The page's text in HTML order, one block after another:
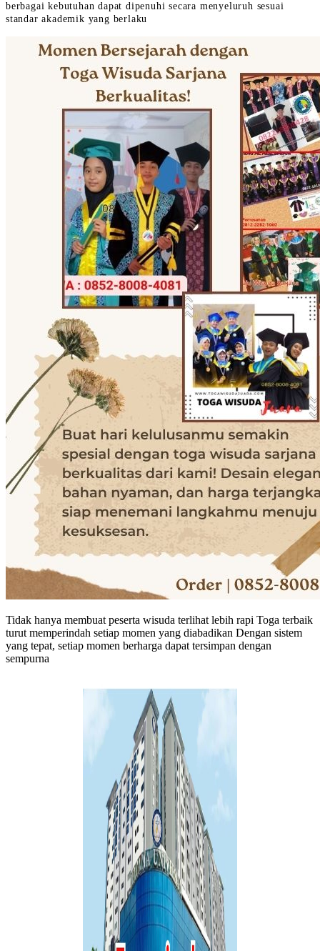
berbagai kebutuhan dapat dipenuhi secara menyeluruh sesuai
standar akademik yang berlaku
Tidak hanya membuat peserta wisuda terlihat lebih rapi Toga terbaik
turut memperindah setiap momen yang diabadikan Dengan sistem
yang tepat, setiap momen berharga dapat tersimpan dengan
sempurna